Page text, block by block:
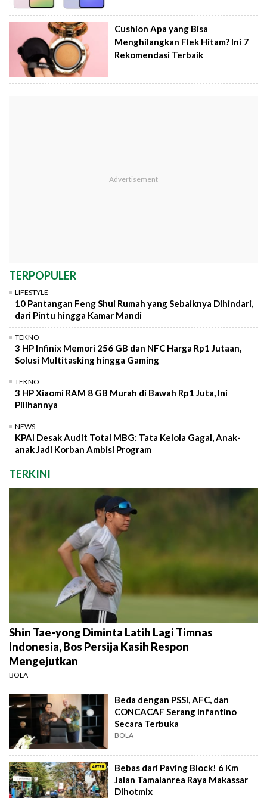
Cushion Apa yang Bisa
Menghilangkan Flek Hitam? Ini 7
Rekomendasi Terbaik
TERPOPULER
LIFESTYLE
10 Pantangan Feng Shui Rumah yang Sebaiknya Dihindari,
dari Pintu hingga Kamar Mandi
TEKNO
3 HP Infinix Memori 256 GB dan NFC Harga Rp1 Jutaan,
Solusi Multitasking hingga Gaming
TEKNO
3 HP Xiaomi RAM 8 GB Murah di Bawah Rp1 Juta, Ini
Pilihannya
NEWS
KPAI Desak Audit Total MBG: Tata Kelola Gagal, Anak-
anak Jadi Korban Ambisi Program
TERKINI
Shin Tae-yong Diminta Latih Lagi Timnas
Indonesia, Bos Persija Kasih Respon
Mengejutkan
BOLA
Beda dengan PSSI, AFC, dan
CONCACAF Serang Infantino
Secara Terbuka
BOLA
Bebas dari Paving Block! 6 Km
Jalan Tamalanrea Raya Makassar
Dihotmix